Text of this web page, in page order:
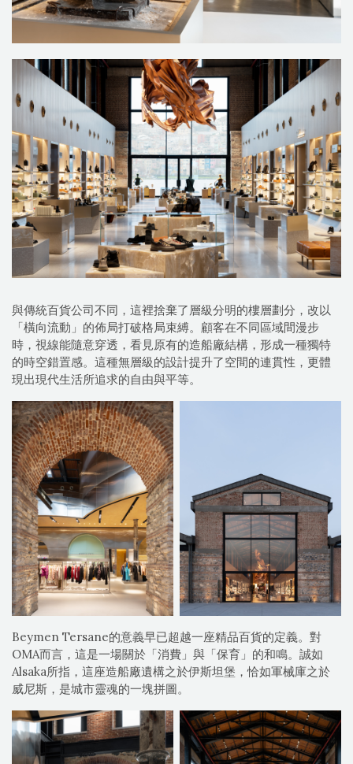
與傳統百貨公司不同，這裡捨棄了層級分明的樓層劃分，改以
「橫向流動」的佈局打破格局束縛。顧客在不同區域間漫步
時，視線能隨意穿透，看見原有的造船廠結構，形成一種獨特
的時空錯置感。這種無層級的設計提升了空間的連貫性，更體
現出現代生活所追求的自由與平等。
Beymen Tersane的意義早已超越一座精品百貨的定義。對
OMA而言，這是一場關於「消費」與「保育」的和鳴。誠如
Alsaka所指，這座造船廠遺構之於伊斯坦堡，恰如軍械庫之於
威尼斯，是城市靈魂的一塊拼圖。